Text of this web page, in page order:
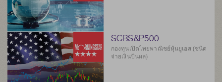
SCBS&P500
กองทุนเปิดไทยพาณิชย์หุ้นยูเอส (ชนิด
จ่ายเงินปันผล)